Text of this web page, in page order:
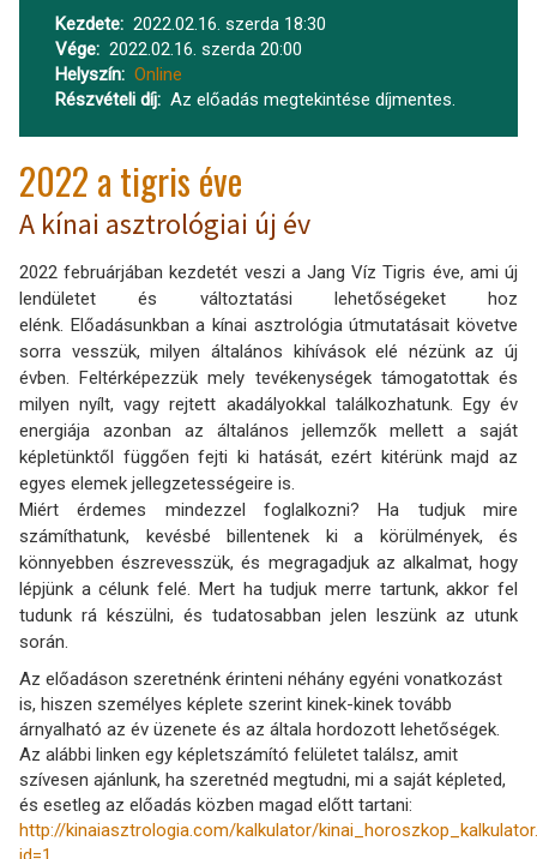
Kezdete
2022.02.16. szerda 18:30
Vége
2022.02.16. szerda 20:00
Helyszín
Online
Részvételi díj
Az előadás megtekintése díjmentes.
2022 a tigris éve
A kínai asztrológiai új év
2022 februárjában kezdetét veszi a Jang Víz Tigris éve, ami új
lendületet és változtatási lehetőségeket hoz
elénk. Előadásunkban a kínai asztrológia útmutatásait követve
sorra vesszük, milyen általános kihívások elé nézünk az új
évben. Feltérképezzük mely tevékenységek támogatottak és
milyen nyílt, vagy rejtett akadályokkal találkozhatunk. Egy év
energiája azonban az általános jellemzők mellett a saját
képletünktől függően fejti ki hatását, ezért kitérünk majd az
egyes elemek jellegzetességeire is.
Miért érdemes mindezzel foglalkozni? Ha tudjuk mire
számíthatunk, kevésbé billentenek ki a körülmények, és
könnyebben észrevesszük, és megragadjuk az alkalmat, hogy
lépjünk a célunk felé. Mert ha tudjuk merre tartunk, akkor fel
tudunk rá készülni, és tudatosabban jelen leszünk az utunk
során.
Az előadáson szeretnénk érinteni néhány egyéni vonatkozást
is, hiszen személyes képlete szerint kinek-kinek tovább
árnyalható az év üzenete és az általa hordozott lehetőségek.
Az alábbi linken egy képletszámító felületet találsz, amit
szívesen ajánlunk, ha szeretnéd megtudni, mi a saját képleted,
és esetleg az előadás közben magad előtt tartani:
http://kinaiasztrologia.com/kalkulator/